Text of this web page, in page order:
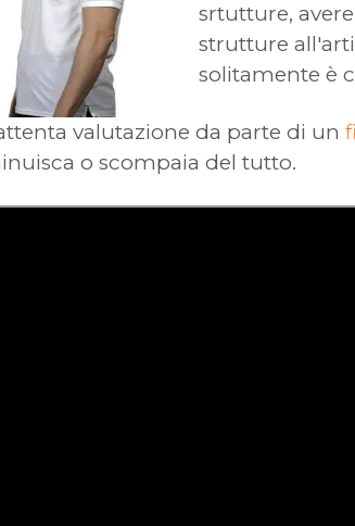
srtutture,
strutture
solitamente è
valutazione da parte di un
o scompaia del tutto.